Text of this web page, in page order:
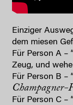
Einziger
dem miesen
Für Person A –
Zeug, und
Für Person B – “
Champagner-
Für Person C –